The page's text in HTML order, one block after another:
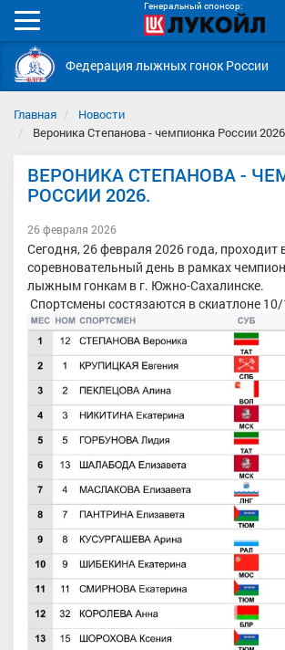
Генеральный спонсор:
Мобильное
меню
Федерация лыжных гонок России
Главная
Новости
Вероника Степанова - чемпионка России
ВЕРОНИКА СТЕПАНОВА -
РОССИИ 2026.
26 февраля 2026
Сегодня, 26 февраля 2026 года, проходит
соревновательный день в рамках
лыжным гонкам в г. Южно-Сахалинске.
Спортсмены состязаются в скиатлоне